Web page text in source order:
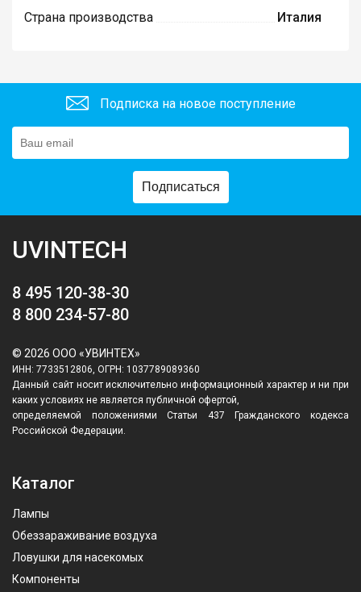
Страна производства
Италия
Подписка на новое поступление
Подписаться
UVINTECH
8 495 120-38-30
8 800 234-57-80
© 2026 ООО «УВИНТЕХ»
ИНН: 7733512806, ОГРН: 1037789089360
Данный сайт носит исключительно информационный характер и ни при
каких условиях не является публичной офертой,
определяемой положениями Статьи 437 Гражданского кодекса
Российской Федерации.
Каталог
Лампы
Обеззараживание воздуха
Ловушки для насекомых
Компоненты